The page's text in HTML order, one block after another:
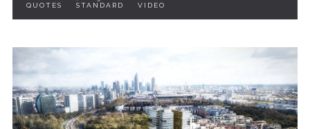
QUOTES
STANDARD VIDEO